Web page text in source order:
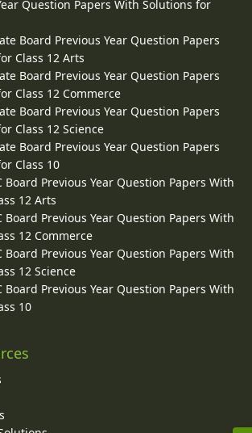
Question Papers With Solutions for
Board Previous Year Question Papers
Class 12 Arts
Board Previous Year Question Papers
Class 12 Commerce
Board Previous Year Question Papers
Class 12 Science
Board Previous Year Question Papers
Class 10
Board Previous Year Question Papers With
12 Arts
Board Previous Year Question Papers With
12 Commerce
Board Previous Year Question Papers With
12 Science
Board Previous Year Question Papers With
10